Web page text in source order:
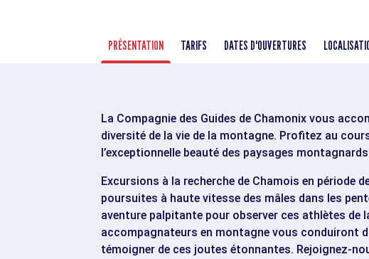
PRÉSENTATION TARIFS DATES D'OUVERTURES
La Compagnie des Guides de Chamonix vous
diversité de la vie de la montagne. Profitez au
l’exceptionnelle beauté des paysages montagnards
Excursions à la recherche de Chamois en période
poursuites à haute vitesse des mâles dans les
aventure palpitante pour observer ces athlètes de
accompagnateurs en montagne vous conduiront
témoigner de ces joutes étonnantes. Rejoignez-